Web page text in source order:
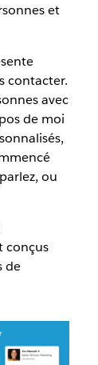
et
contacter.
avec
de moi
ou
conçus
de